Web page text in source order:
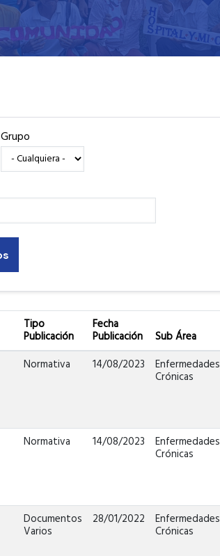
Grupo
Tipo
Publicación
Fecha
Publicación Sub Área
Normativa 14/08/2023 Enfermedades
Crónicas
Normativa 14/08/2023 Enfermedades
Crónicas
Documentos
Varios
28/01/2022 Enfermedades
Crónicas